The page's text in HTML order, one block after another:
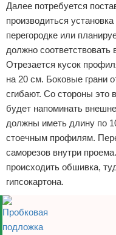
Далее потребуется
производиться
перегородке или
должно соответствовать
Отрезается кусок
на 20 см. Боковые грани
сгибают. Со стороны это
будет напоминать
должны иметь длину по
стоечным профилям.
саморезов внутри
происходить обшивка,
гипсокартона.